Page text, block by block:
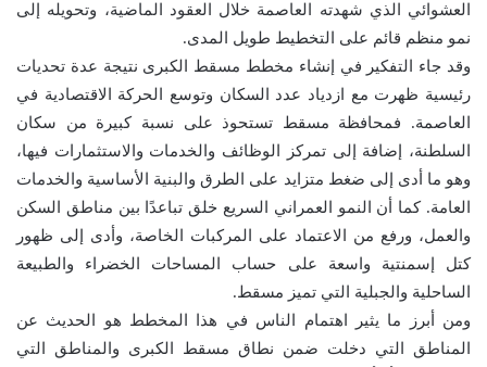
العشوائي الذي شهدته العاصمة خلال العقود الماضية، وتحويله إلى
نمو منظم قائم على التخطيط طويل المدى.
وقد جاء التفكير في إنشاء مخطط مسقط الكبرى نتيجة عدة تحديات
رئيسية ظهرت مع ازدياد عدد السكان وتوسع الحركة الاقتصادية في
العاصمة. فمحافظة مسقط تستحوذ على نسبة كبيرة من سكان
السلطنة، إضافة إلى تمركز الوظائف والخدمات والاستثمارات فيها،
وهو ما أدى إلى ضغط متزايد على الطرق والبنية الأساسية والخدمات
العامة. كما أن النمو العمراني السريع خلق تباعدًا بين مناطق السكن
والعمل، ورفع من الاعتماد على المركبات الخاصة، وأدى إلى ظهور
كتل إسمنتية واسعة على حساب المساحات الخضراء والطبيعة
الساحلية والجبلية التي تميز مسقط.
ومن أبرز ما يثير اهتمام الناس في هذا المخطط هو الحديث عن
المناطق التي دخلت ضمن نطاق مسقط الكبرى والمناطق التي